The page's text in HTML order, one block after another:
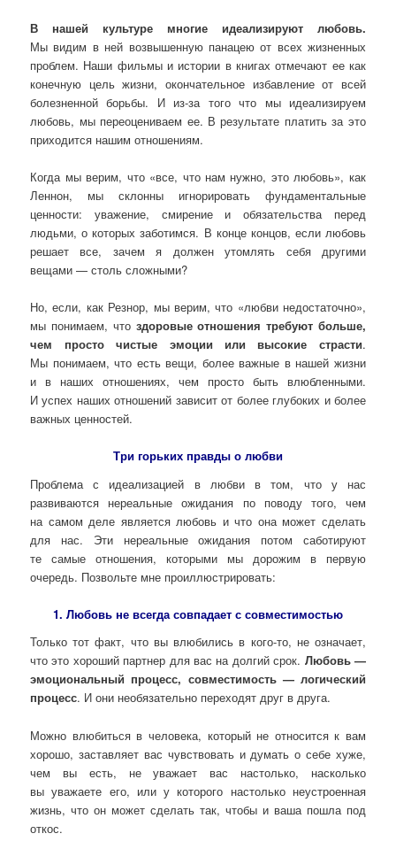
В нашей культуре многие идеализируют любовь.
Мы видим в ней возвышенную панацею от всех жизненных
проблем. Наши фильмы и истории в книгах отмечают ее как
конечную цель жизни, окончательное избавление от всей
болезненной борьбы. И из-за того что мы идеализируем
любовь, мы переоцениваем ее. В результате платить за это
приходится нашим отношениям.
Когда мы верим, что «все, что нам нужно, это любовь», как
Леннон, мы склонны игнорировать фундаментальные
ценности: уважение, смирение и обязательства перед
людьми, о которых заботимся. В конце концов, если любовь
решает все, зачем я должен утомлять себя другими
вещами — столь сложными?
Но, если, как Резнор, мы верим, что «любви недостаточно»,
мы понимаем, что здоровые отношения требуют больше,
чем просто чистые эмоции или высокие страсти.
Мы понимаем, что есть вещи, более важные в нашей жизни
и в наших отношениях, чем просто быть влюбленными.
И успех наших отношений зависит от более глубоких и более
важных ценностей.
Три горьких правды о любви
Проблема с идеализацией в любви в том, что у нас
развиваются нереальные ожидания по поводу того, чем
на самом деле является любовь и что она может сделать
для нас. Эти нереальные ожидания потом саботируют
те самые отношения, которыми мы дорожим в первую
очередь. Позвольте мне проиллюстрировать:
1. Любовь не всегда совпадает с совместимостью
Только тот факт, что вы влюбились в кого-то, не означает,
что это хороший партнер для вас на долгий срок. Любовь —
эмоциональный процесс, совместимость — логический
процесс. И они необязательно переходят друг в друга.
Можно влюбиться в человека, который не относится к вам
хорошо, заставляет вас чувствовать и думать о себе хуже,
чем вы есть, не уважает вас настолько, насколько
вы уважаете его, или у которого настолько неустроенная
жизнь, что он может сделать так, чтобы и ваша пошла под
откос.